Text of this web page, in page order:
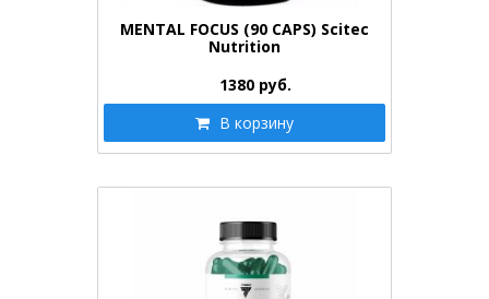
MENTAL FOCUS (90 CAPS) Scitec
Nutrition
1380 руб.
В корзину